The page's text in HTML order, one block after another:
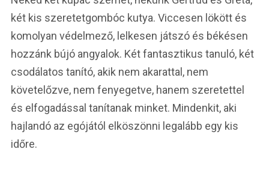
két kis szeretetgombóc kutya. Viccesen lökött és
komolyan védelmező, lelkesen játszó és békésen
hozzánk bújó angyalok. Két fantasztikus tanuló, két
csodálatos tanító, akik nem akarattal, nem
követelőzve, nem fenyegetve, hanem szeretettel
és elfogadással tanítanak minket. Mindenkit, aki
hajlandó az egójától elköszönni legalább egy kis
időre.